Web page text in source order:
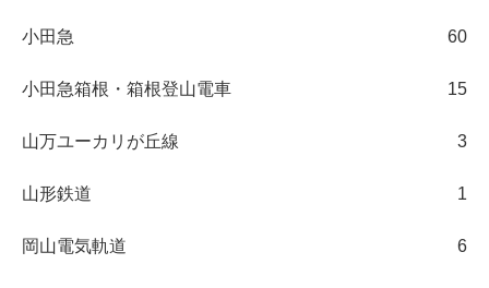
小田急 60
小田急箱根・箱根登山電車 15
山万ユーカリが丘線 3
山形鉄道 1
岡山電気軌道 6